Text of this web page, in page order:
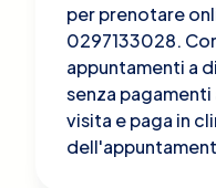
per prenotare
0297133028.
appuntamenti a
senza
visita e paga in